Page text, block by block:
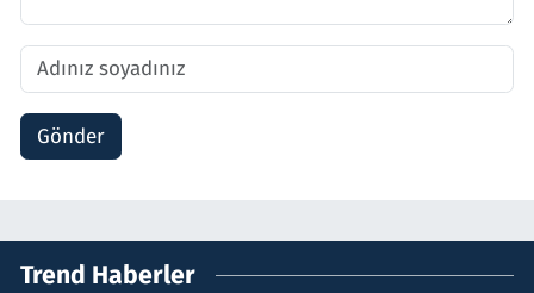
Gönder
Trend Haberler